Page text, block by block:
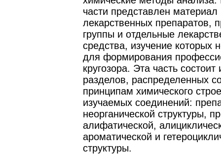
части представлен материал
лекарственных препаратов,
группы и отдельные
средства, изучение которых
для формирования
кругозора. Эта часть состоит
разделов, распределенных
принципам химического
изучаемых соединений:
неорганической структуры,
алифатической,
ароматической и
структуры.